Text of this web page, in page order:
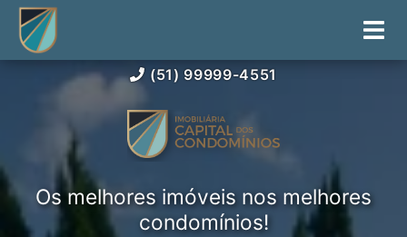
(51) 99999-4551
Os melhores imóveis nos melhores
condomínios!